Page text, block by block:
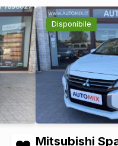
Disponibile
Mitsubishi